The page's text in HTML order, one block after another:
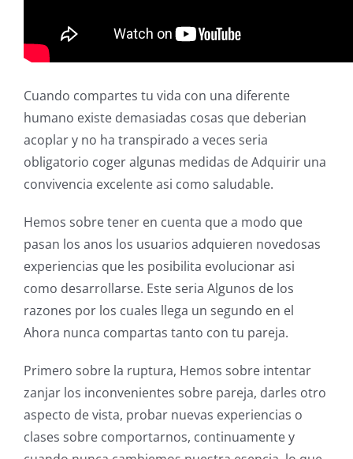
Cuando compartes tu vida con una diferente
humano existe demasiadas cosas que deberian
acoplar y no ha transpirado a veces seria
obligatorio coger algunas medidas de Adquirir una
convivencia excelente asi como saludable.
Hemos sobre tener en cuenta que a modo que
pasan los anos los usuarios adquieren novedosas
experiencias que les posibilita evolucionar asi
como desarrollarse. Este seria Algunos de los
razones por los cuales llega un segundo en el
Ahora nunca compartas tanto con tu pareja.
Primero sobre la ruptura, Hemos sobre intentar
zanjar los inconvenientes sobre pareja, darles otro
aspecto de vista, probar nuevas experiencias o
clases sobre comportarnos, continuamente y